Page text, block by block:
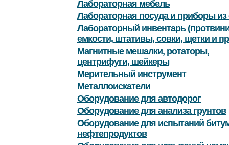
Лабораторная мебель
Лабораторная посуда и приборы из
Лабораторный инвентарь
емкости, штативы, совки, щетки и
Магнитные мешалки, ротаторы,
центрифуги, шейкеры
Мерительный инструмент
Металлоискатели
Оборудование для автодорог
Оборудование для анализа грунтов
Оборудование для испытаний
нефтепродуктов